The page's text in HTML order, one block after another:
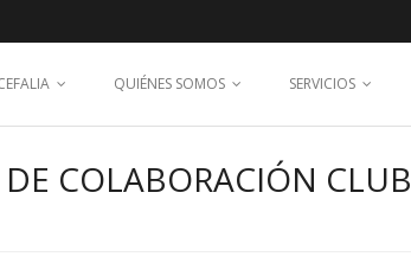
QUIÉNES SOMOS SERVICIOS
COLABORACIÓN